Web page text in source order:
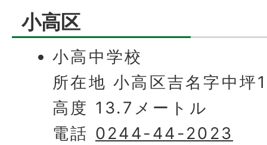
小高区
小高中学校
所在地 小高区吉名字中坪1
高度 13.7メートル
電話 0244-44-2023